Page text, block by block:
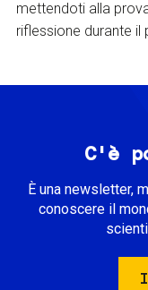
mettendoti alla
riflessione durante il
C'è
È una newsletter,
conoscere il